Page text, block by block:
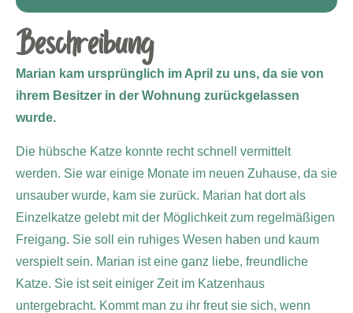
Beschreibung
Marian kam ursprünglich im April zu uns, da sie von
ihrem Besitzer in der Wohnung zurückgelassen
wurde.
Die hübsche Katze konnte recht schnell vermittelt
werden. Sie war einige Monate im neuen Zuhause, da sie
unsauber wurde, kam sie zurück. Marian hat dort als
Einzelkatze gelebt mit der Möglichkeit zum regelmäßigen
Freigang. Sie soll ein ruhiges Wesen haben und kaum
verspielt sein. Marian ist eine ganz liebe, freundliche
Katze. Sie ist seit einiger Zeit im Katzenhaus
untergebracht. Kommt man zu ihr freut sie sich, wenn